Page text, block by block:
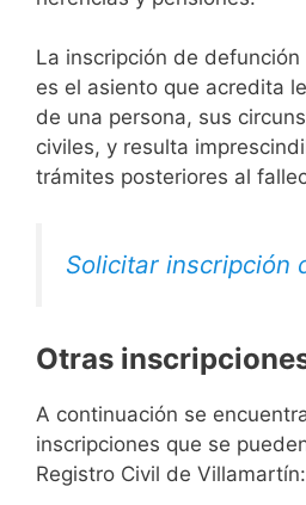
La inscripción de defunción
es el asiento que acredita
de una persona, sus
civiles, y resulta
trámites posteriores al
Solicitar inscripción
Otras
A continuación se
inscripciones que se
Registro Civil de Villamartín: